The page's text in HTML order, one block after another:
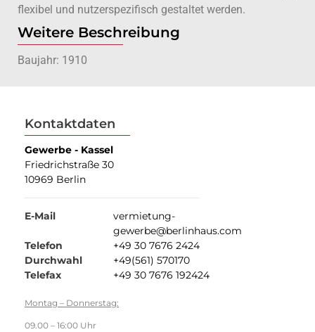
flexibel und nutzerspezifisch gestaltet werden.
Weitere Beschreibung
Baujahr: 1910
Kontaktdaten
Gewerbe - Kassel
Friedrichstraße 30
10969 Berlin
E-Mail
vermietung-
gewerbe@berlinhaus.com
Telefon
+49 30 7676 2424
Durchwahl
+49(561) 570170
Telefax
+49 30 7676 192424
Montag – Donnerstag:
09.00 – 16:00 Uhr